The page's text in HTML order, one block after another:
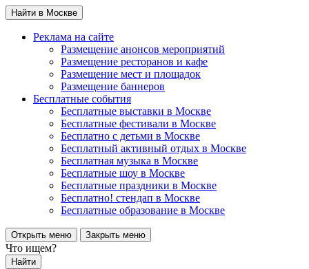
Найти в Москве
Реклама на сайте
Размещение анонсов мероприятий
Размещение ресторанов и кафе
Размещение мест и площадок
Размещение баннеров
Бесплатные события
Бесплатные выставки в Москве
Бесплатные фестивали в Москве
Бесплатно с детьми в Москве
Бесплатный активный отдых в Москве
Бесплатная музыка в Москве
Бесплатные шоу в Москве
Бесплатные праздники в Москве
Бесплатно! стендап в Москве
Бесплатные образование в Москве
Открыть меню Закрыть меню
Что ищем?
Найти